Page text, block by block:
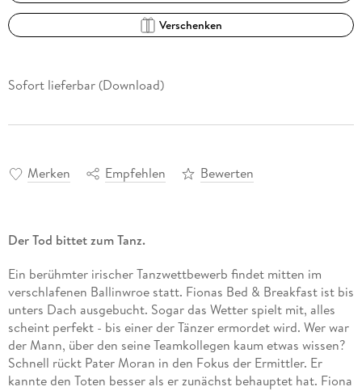
Verschenken
Sofort lieferbar (Download)
Merken Empfehlen Bewerten
Der Tod bittet zum Tanz.
Ein berühmter irischer Tanzwettbewerb findet mitten im
verschlafenen Ballinwroe statt. Fionas Bed & Breakfast ist bis
unters Dach ausgebucht. Sogar das Wetter spielt mit, alles
scheint perfekt - bis einer der Tänzer ermordet wird. Wer war
der Mann, über den seine Teamkollegen kaum etwas wissen?
Schnell rückt Pater Moran in den Fokus der Ermittler. Er
kannte den Toten besser als er zunächst behauptet hat. Fiona